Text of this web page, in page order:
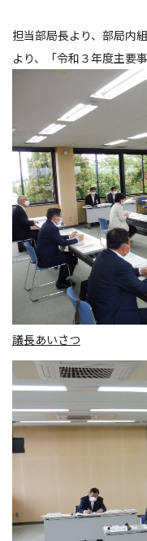
担当部局長より、部局内
より、「令和３年度主要
議長あいさつ